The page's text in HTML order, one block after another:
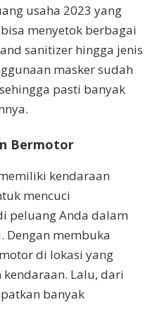
usaha 2023 yang
menyetok berbagai
sanitizer hingga jenis
masker sudah
pasti banyak
Bermotor
kendaraan
mencuci
peluang Anda dalam
Dengan membuka
di lokasi yang
Lalu, dari
banyak